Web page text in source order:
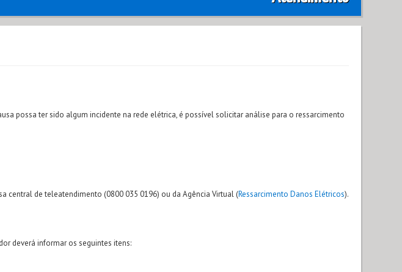
possa ter sido algum incidente na rede elétrica, é possível solicitar análise para o ressarcimento
central de teleatendimento (0800 035 0196) ou da Agência Virtual (Ressarcimento Danos Elétricos).
deverá informar os seguintes itens: